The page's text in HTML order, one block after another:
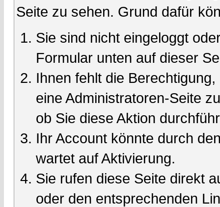
Seite zu sehen. Grund dafür
Sie sind nicht eingeloggt
Formular unten auf dieser
Ihnen fehlt die
eine Administratoren-Seite
ob Sie diese Aktion
Ihr Account könnte durch
wartet auf Aktivierung.
Sie rufen diese Seite direkt
oder den entsprechenden